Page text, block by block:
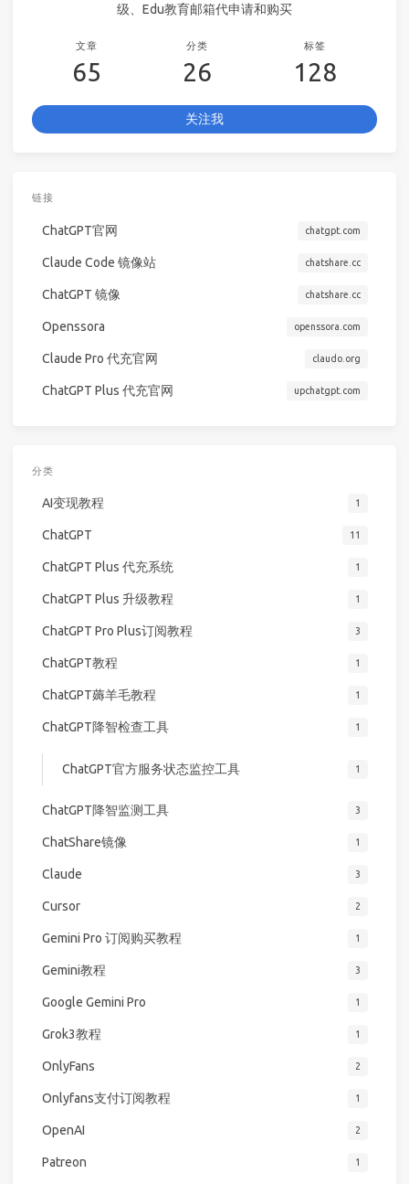
级、Edu教育邮箱代申请和购买
文章
65
分类
26
标签
128
关注我
链接
ChatGPT官网 chatgpt.com
Claude Code 镜像站 chatshare.cc
ChatGPT 镜像 chatshare.cc
Openssora openssora.com
Claude Pro 代充官网 claudo.org
ChatGPT Plus 代充官网 upchatgpt.com
分类
AI变现教程 1
ChatGPT 11
ChatGPT Plus 代充系统 1
ChatGPT Plus 升级教程 1
ChatGPT Pro Plus订阅教程 3
ChatGPT教程 1
ChatGPT薅羊毛教程 1
ChatGPT降智检查工具 1
ChatGPT官方服务状态监控工具 1
ChatGPT降智监测工具 3
ChatShare镜像 1
Claude 3
Cursor 2
Gemini Pro 订阅购买教程 1
Gemini教程 3
Google Gemini Pro 1
Grok3教程 1
OnlyFans 2
Onlyfans支付订阅教程 1
OpenAI 2
Patreon 1